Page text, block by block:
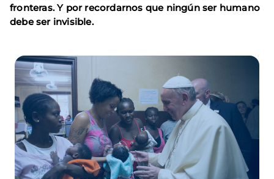
fronteras. Y por recordarnos que ningún ser humano
debe ser invisible.